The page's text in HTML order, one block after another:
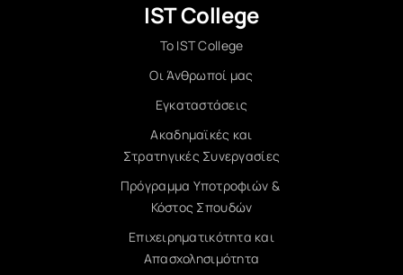
IST College
Το IST College
Οι Άνθρωποί μας
Εγκαταστάσεις
Ακαδημαϊκές και
Στρατηγικές Συνεργασίες
Πρόγραμμα Υποτροφιών &
Κόστος Σπουδών
Επιχειρηματικότητα και
Απασχολησιμότητα